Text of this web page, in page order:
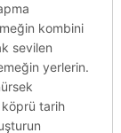
kombini
sevilen
yerlerin.
tarih